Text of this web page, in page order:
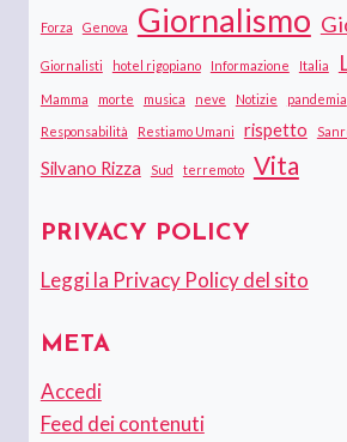
Forza Genova Giornalismo
Giornalisti hotel rigopiano Informazione Italia
Mamma morte musica neve Notizie pandemia
Responsabilità Restiamo Umani rispetto
Silvano Rizza Sud terremoto Vita
PRIVACY POLICY
Leggi la Privacy Policy del sito
META
Accedi
Feed dei contenuti